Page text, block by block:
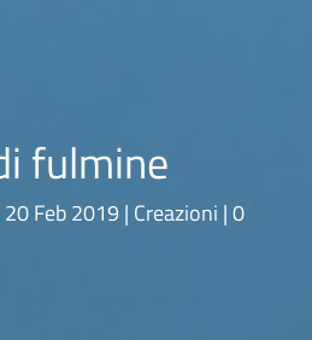
fulmine
20 Feb 2019 Creazioni 0